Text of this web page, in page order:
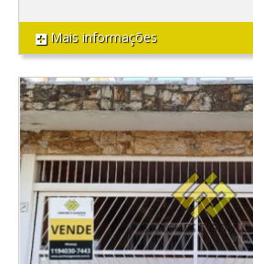
Mais informações